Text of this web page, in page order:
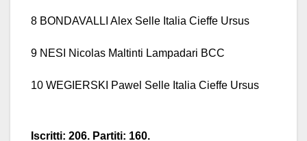
8 BONDAVALLI Alex Selle Italia Cieffe Ursus
9 NESI Nicolas Maltinti Lampadari BCC
10 WEGIERSKI Pawel Selle Italia Cieffe Ursus
Iscritti: 206. Partiti: 160.